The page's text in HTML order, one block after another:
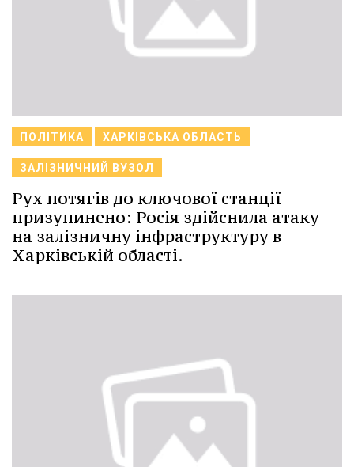
ПОЛІТИКА ХАРКІВСЬКА ОБЛАСТЬ
ЗАЛІЗНИЧНИЙ ВУЗОЛ
Рух потягів до ключової станції
призупинено: Росія здійснила атаку
на залізничну інфраструктуру в
Харківській області.